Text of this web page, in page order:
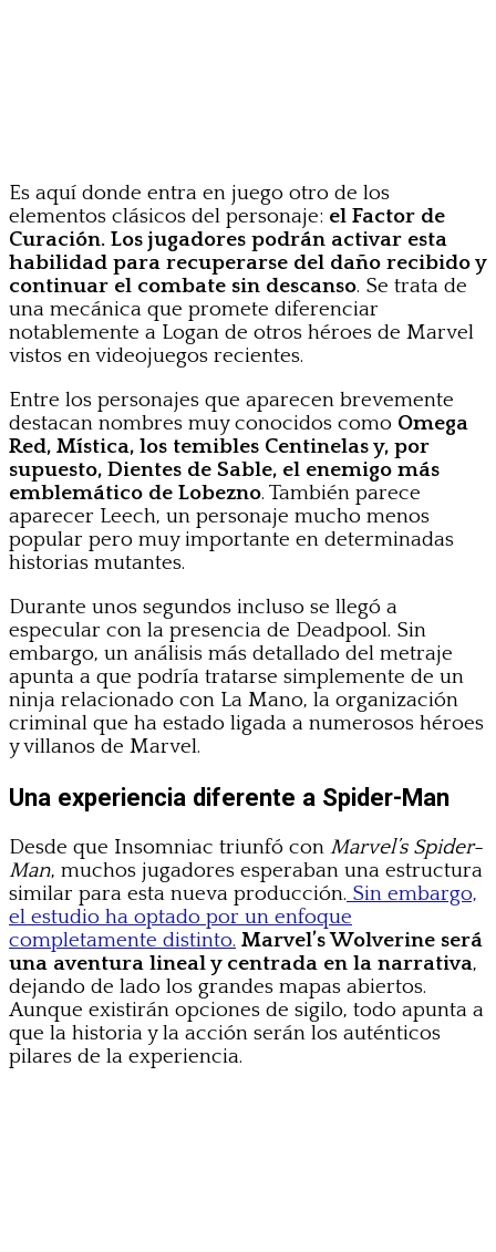
Es aquí donde entra en juego otro de los
elementos clásicos del personaje: el Factor de
Curación. Los jugadores podrán activar esta
habilidad para recuperarse del daño recibido y
continuar el combate sin descanso. Se trata de
una mecánica que promete diferenciar
notablemente a Logan de otros héroes de Marvel
vistos en videojuegos recientes.
Entre los personajes que aparecen brevemente
destacan nombres muy conocidos como Omega
Red, Mística, los temibles Centinelas y, por
supuesto, Dientes de Sable, el enemigo más
emblemático de Lobezno. También parece
aparecer Leech, un personaje mucho menos
popular pero muy importante en determinadas
historias mutantes.
Durante unos segundos incluso se llegó a
especular con la presencia de Deadpool. Sin
embargo, un análisis más detallado del metraje
apunta a que podría tratarse simplemente de un
ninja relacionado con La Mano, la organización
criminal que ha estado ligada a numerosos héroes
y villanos de Marvel.
Una experiencia diferente a Spider-Man
Desde que Insomniac triunfó con Marvel’s Spider-
Man, muchos jugadores esperaban una estructura
similar para esta nueva producción. Sin embargo,
el estudio ha optado por un enfoque
completamente distinto. Marvel’s Wolverine será
una aventura lineal y centrada en la narrativa,
dejando de lado los grandes mapas abiertos.
Aunque existirán opciones de sigilo, todo apunta a
que la historia y la acción serán los auténticos
pilares de la experiencia.